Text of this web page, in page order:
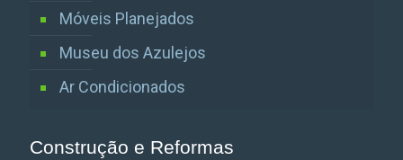
Móveis Planejados
Museu dos Azulejos
Ar Condicionados
Construção e Reformas